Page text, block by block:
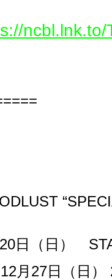
ncbl.lnk.to/
20日（日）
12月 27日（日）